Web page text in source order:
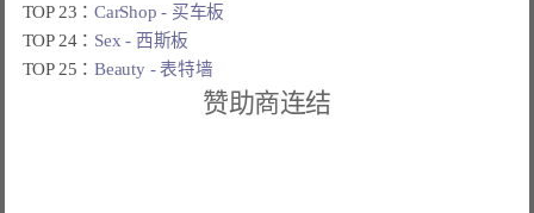
TOP 23：CarShop - 买车板
TOP 24： Sex - 西斯板
TOP 25：Beauty - 表特墙
赞助商连结